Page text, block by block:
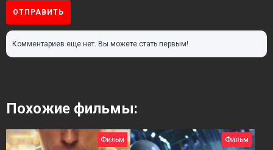
ОТПРАВИТЬ
Комментариев еще нет. Вы можете стать первым!
Похожие фильмы:
Фильм Фильм